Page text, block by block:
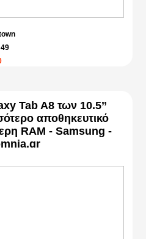
Tab A8 των 10.5’’
αποθηκευτικό
RAM - Samsung -